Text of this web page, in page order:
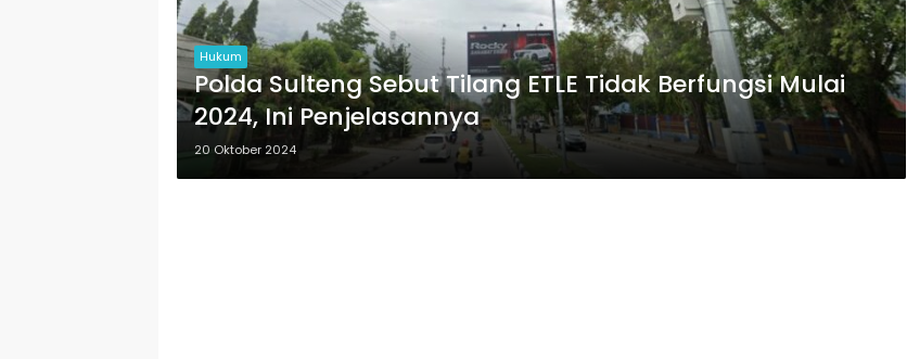
Hukum
Polda Sulteng Sebut Tilang ETLE Tidak Berfungsi Mulai
2024, Ini Penjelasannya
20 Oktober 2024